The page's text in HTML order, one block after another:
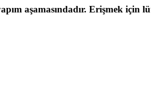
aşamasındadır. Erişmek için